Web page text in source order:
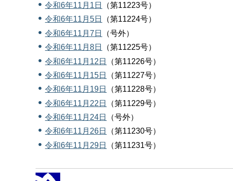
令和6年11月1日
（第11223号）
令和6年11月5日
（第11224号）
令和6年11月7日
（号外）
令和6年11月8日
（第11225号）
令和6年11月12日
（第11226号）
令和6年11月15日
（第11227号）
令和6年11月19日
（第11228号）
令和6年11月22日
（第11229号）
令和6年11月24日
（号外）
令和6年11月26日
（第11230号）
令和6年11月29日
（第11231号）